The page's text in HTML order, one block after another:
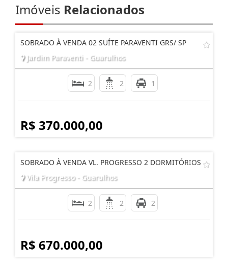
Imóveis Relacionados
SOBRADO À VENDA 02 SUÍTE PARAVENTI GRS/ SP
Jardim Paraventi - Guarulhos
2 2 1
R$ 370.000,00
SOBRADO À VENDA VL. PROGRESSO 2 DORMITÓRIOS
Vila Progresso - Guarulhos
2 2 2
R$ 670.000,00